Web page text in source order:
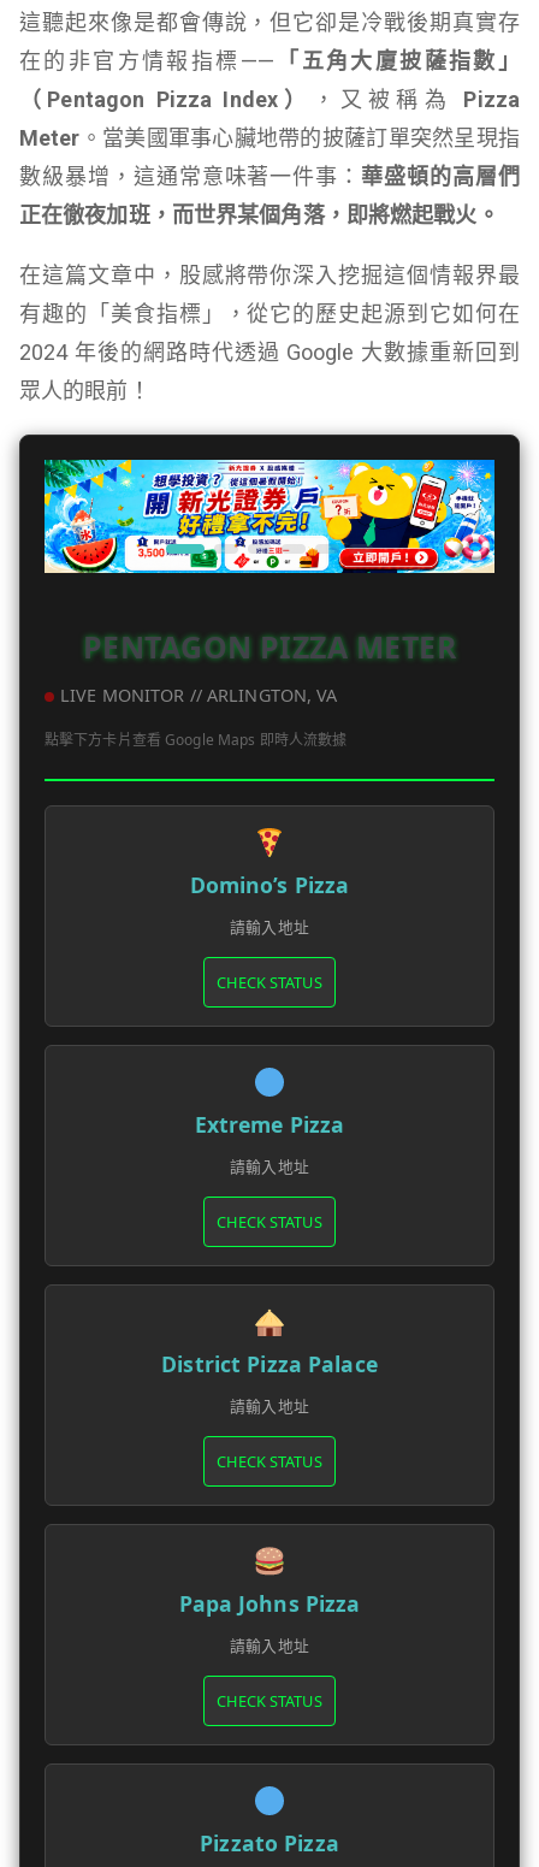
這聽起來像是都會傳說，但它卻是冷戰後期真實存
在的非官方情報指標—— 「五角大廈披薩指數」
（Pentagon Pizza Index）
，又被稱為 Pizza
Meter 。當美國軍事心臟地帶的披薩訂單突然呈現指
數級暴增，這通常意味著一件事： 華盛頓的高層們
正在徹夜加班，而世界某個角落，即將燃起戰火。
在這篇文章中，股感將帶你深入挖掘這個情報界最
有趣的「美食指標」，從它的歷史起源到它如何在
2024 年後的網路時代透過 Google 大數據重新回到
眾人的眼前！
PENTAGON PIZZA METER
LIVE MONITOR // ARLINGTON, VA
點擊下方卡片查看 Google Maps 即時人流數據
Domino’s Pizza
請輸入地址
CHECK STATUS
Extreme Pizza
請輸入地址
CHECK STATUS
District Pizza Palace
請輸入地址
CHECK STATUS
Papa Johns Pizza
請輸入地址
CHECK STATUS
Pizzato Pizza